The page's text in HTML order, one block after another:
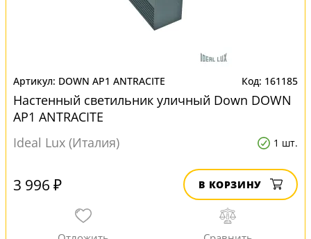
DOWN AP1 ANTRACITE 161185
Настенный светильник уличный Down DOWN
AP1 ANTRACITE
Ideal Lux (Италия)
1 шт.
3 996 ₽ В КОРЗИНУ